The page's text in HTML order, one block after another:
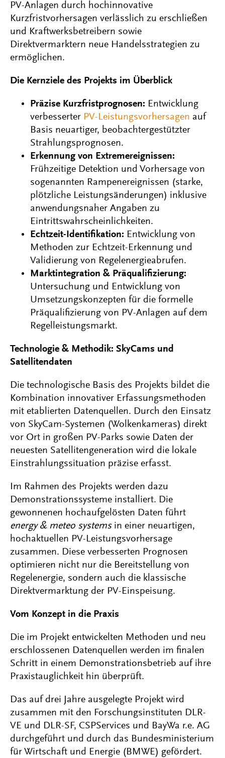
PV-Anlagen durch hochinnovative
Kurzfristvorhersagen verlässlich zu erschließen
und Kraftwerksbetreibern sowie
Direktvermarktern neue Handelsstrategien zu
ermöglichen.
Die Kernziele des Projekts im Überblick
Präzise Kurzfristprognosen: Entwicklung
verbesserter PV-Leistungsvorhersagen auf
Basis neuartiger, beobachtergestützter
Strahlungsprognosen.
Erkennung von Extremereignissen:
Frühzeitige Detektion und Vorhersage von
sogenannten Rampenereignissen (starke,
plötzliche Leistungsänderungen) inklusive
anwendungsnaher Angaben zu
Eintrittswahrscheinlichkeiten.
Echtzeit-Identifikation: Entwicklung von
Methoden zur Echtzeit-Erkennung und
Validierung von Regelenergieabrufen.
Marktintegration & Präqualifizierung:
Untersuchung und Entwicklung von
Umsetzungskonzepten für die formelle
Präqualifizierung von PV-Anlagen auf dem
Regelleistungsmarkt.
Technologie & Methodik: SkyCams und
Satellitendaten
Die technologische Basis des Projekts bildet die
Kombination innovativer Erfassungsmethoden
mit etablierten Datenquellen. Durch den Einsatz
von SkyCam-Systemen (Wolkenkameras) direkt
vor Ort in großen PV-Parks sowie Daten der
neuesten Satellitengeneration wird die lokale
Einstrahlungssituation präzise erfasst.
Im Rahmen des Projekts werden dazu
Demonstrationssysteme installiert. Die
gewonnenen hochaufgelösten Daten führt
energy & meteo systemsin einer neuartigen,
hochaktuellen PV-Leistungsvorhersage
zusammen. Diese verbesserten Prognosen
optimieren nicht nur die Bereitstellung von
Regelenergie, sondern auch die klassische
Direktvermarktung der PV-Einspeisung.
Vom Konzept in die Praxis
Die im Projekt entwickelten Methoden und neu
erschlossenen Datenquellen werden im finalen
Schritt in einem Demonstrationsbetrieb auf ihre
Praxistauglichkeit hin überprüft.
Das auf drei Jahre ausgelegte Projekt wird
zusammen mit den Forschungsinstituten DLR-
VE und DLR-SF, CSPServices und BayWa r.e. AG
durchgeführt und durch das Bundesministerium
für Wirtschaft und Energie (BMWE) gefördert.